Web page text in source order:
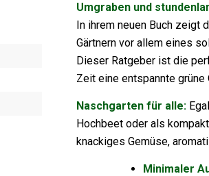
Umgraben und
In ihrem neuen Buch zeigt
Gärtnern vor allem eines
Dieser Ratgeber ist die
Zeit eine entspannte grüne
Naschgarten für alle:
Hochbeet oder als
knackiges Gemüse,
Minimaler